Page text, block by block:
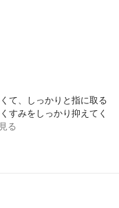
て、しっかりと指に取る
すみをしっかり抑えてく
る